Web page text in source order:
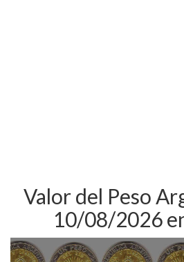
Valor del Peso
10/08/2026